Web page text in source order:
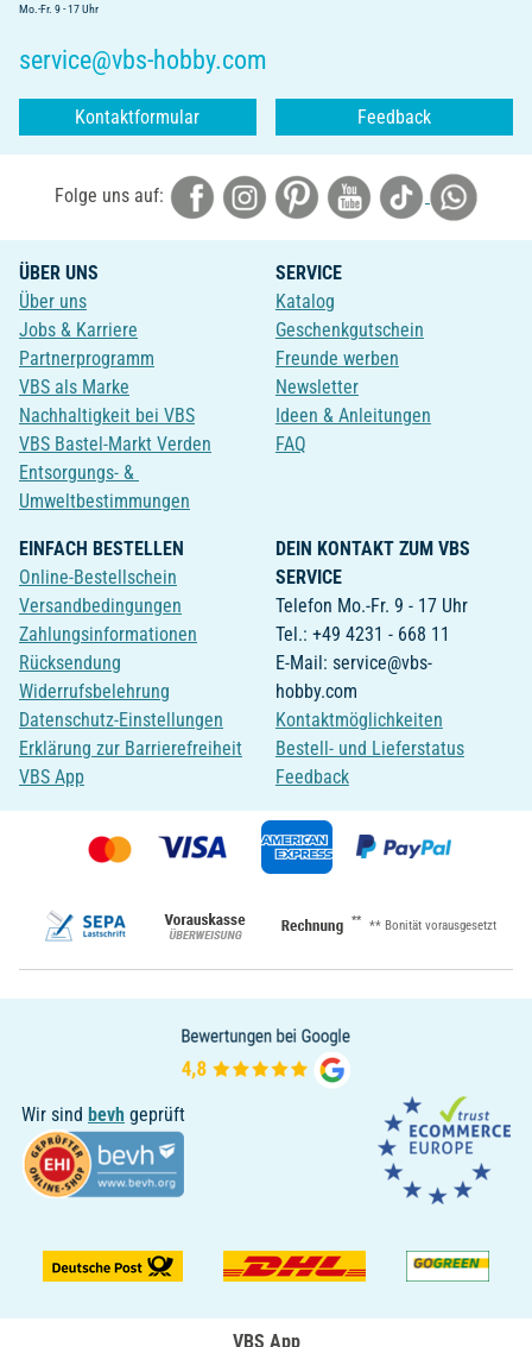
Mo.-Fr. 9 - 17 Uhr
service@vbs-hobby.com
Kontaktformular Feedback
Folge uns auf:
ÜBER UNS
Über uns
Jobs & Karriere
Partnerprogramm
VBS als Marke
Nachhaltigkeit bei VBS
VBS Bastel-Markt Verden
Entsorgungs- &
Umweltbestimmungen
SERVICE
Katalog
Geschenkgutschein
Freunde werben
Newsletter
Ideen & Anleitungen
FAQ
EINFACH BESTELLEN
Online-Bestellschein
Versandbedingungen
Zahlungsinformationen
Rücksendung
Widerrufsbelehrung
Datenschutz-Einstellungen
Erklärung zur Barrierefreiheit
VBS App
DEIN KONTAKT ZUM VBS
SERVICE
Telefon Mo.-Fr. 9 - 17 Uhr
Tel.: +49 4231 - 668 11
E-Mail: service@vbs-
hobby.com
Kontaktmöglichkeiten
Bestell- und Lieferstatus
Feedback
** ** Bonität vorausgesetzt
Wir sind bevh geprüft
VBS App